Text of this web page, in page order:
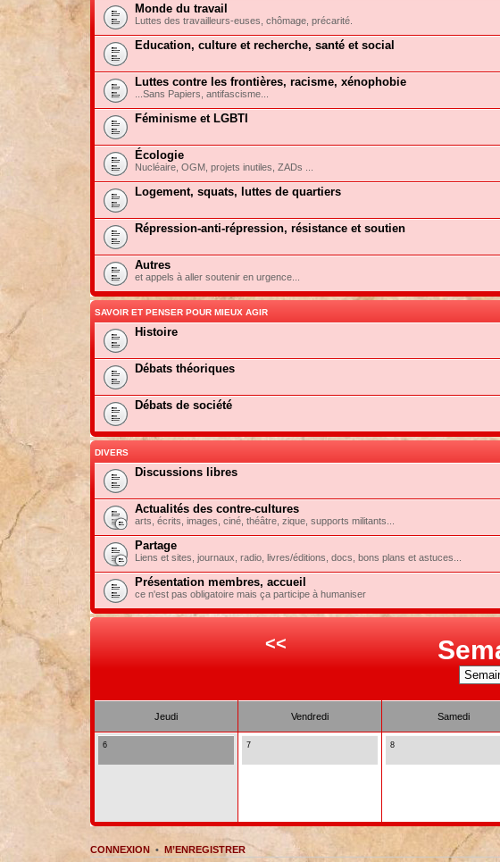
Monde du travail
Luttes des travailleurs-euses, chômage, précarité.
Education, culture et recherche, santé et social
Luttes contre les frontières, racisme, xénophobie
...Sans Papiers, antifascisme...
Féminisme et LGBTI
Écologie
Nucléaire, OGM, projets inutiles, ZADs ...
Logement, squats, luttes de quartiers
Répression-anti-répression, résistance et soutien
Autres
et appels à aller soutenir en urgence...
SAVOIR ET PENSER POUR MIEUX AGIR
Histoire
Débats théoriques
Débats de société
DIVERS
Discussions libres
Actualités des contre-cultures
arts, écrits, images, ciné, théâtre, zique, supports militants...
Partage
Liens et sites, journaux, radio, livres/éditions, docs, bons plans et astuces...
Présentation membres, accueil
ce n'est pas obligatoire mais ça participe à humaniser
<<
Jeudi Vendredi Samedi
6 7 8
CONNEXION• M’ENREGISTRER